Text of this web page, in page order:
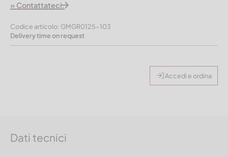
» Contattateci.
Codice articolo: GMGR0125-103
Delivery time on request
Accedi e ordina
Dati tecnici